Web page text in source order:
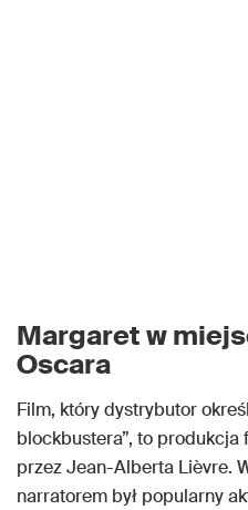
Margaret w
Oscara
Film, który dystrybutor
blockbustera”, to
przez Jean-Alberta Lièvre.
narratorem był popularny